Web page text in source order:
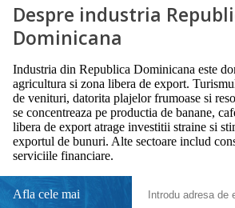
Despre industria
Dominicana
Industria din Republica Dominicana este
agricultura si zona libera de export.
de venituri, datorita plajelor frumoase si
se concentreaza pe productia de banane,
libera de export atrage investitii straine si
exportul de bunuri. Alte sectoare includ
serviciile financiare.
Afla cele mai